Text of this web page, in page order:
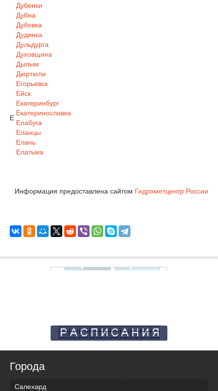
Дубенки
Дубна
Дубовка
Дудинка
Дульдурга
Духовщина
Дылым
Дюртюли
Е
Егорьевск
Ейск
Екатеринбург
Екатеринославка
Елабуга
Еланцы
Елань
Елатьма
Информация предоставлена сайтом Гидрометцентр России
Города
Салехард